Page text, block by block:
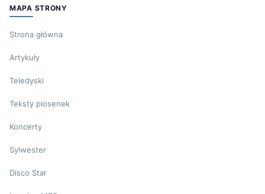
MAPA STRONY
Strona główna
Artykuły
Teledyski
Teksty piosenek
Koncerty
Sylwester
Disco Star